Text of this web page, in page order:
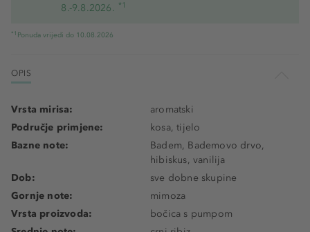
8.-9.8.2026. *1
*1 Ponuda vrijedi do 10.08.2026
OPIS
Vrsta mirisa:
aromatski
Područje primjene:
kosa, tijelo
Bazne note:
Badem, Bademovo drvo,
hibiskus, vanilija
Dob:
sve dobne skupine
Gornje note:
mimoza
Vrsta proizvoda:
bočica s pumpom